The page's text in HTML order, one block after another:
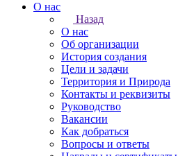
О нас
Назад
О нас
Об организации
История создания
Цели и задачи
Территория и Природа
Контакты и реквизиты
Руководство
Вакансии
Как добраться
Вопросы и ответы